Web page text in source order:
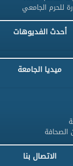
للحرم الجامعي
أحدث الفديوهات
ميديا الجامعة
الصحافة
الاتصال بنا